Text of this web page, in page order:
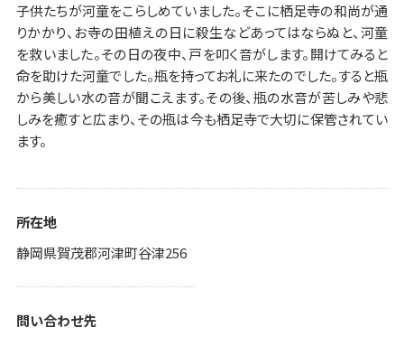
子供たちが河童をこらしめていました。そこに栖足寺の和尚が通
りかかり、お寺の田植えの日に殺生などあってはならぬと、河童
を救いました。その日の夜中、戸を叩く音がします。開けてみると
命を助けた河童でした。瓶を持ってお礼に来たのでした。すると瓶
から美しい水の音が聞こえます。その後、瓶の水音が苦しみや悲
しみを癒すと広まり、その瓶は今も栖足寺で大切に保管されてい
ます。
所在地
静岡県賀茂郡河津町谷津256
問い合わせ先